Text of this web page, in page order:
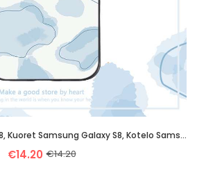
Kuori Samsung Galaxy S8, Kuoret Samsung Galaxy S8, Kotelo Samsung Galaxy S8 Silikoni Lasi Tähti Säte
€14.20 €14.20